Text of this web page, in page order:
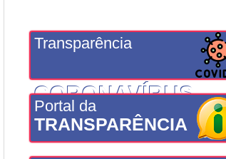
Transparência
CORONAVÍRUS
Portal da
TRANSPARÊNCIA